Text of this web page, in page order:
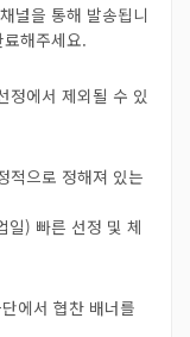
널을 통해 발송됩니
해주세요.
정에서 제외될 수 있
적으로 정해져 있는
일) 빠른 선정 및 체
에서 협찬 배너를